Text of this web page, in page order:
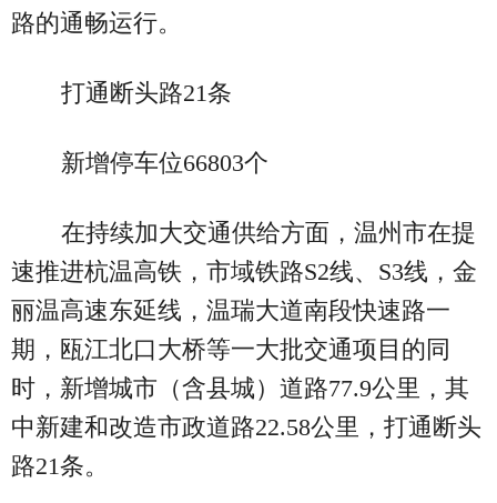
路的通畅运行。
打通断头路21条
新增停车位66803个
在持续加大交通供给方面，温州市在提
速推进杭温高铁，市域铁路S2线、S3线，金
丽温高速东延线，温瑞大道南段快速路一
期，瓯江北口大桥等一大批交通项目的同
时，新增城市（含县城）道路77.9公里，其
中新建和改造市政道路22.58公里，打通断头
路21条。